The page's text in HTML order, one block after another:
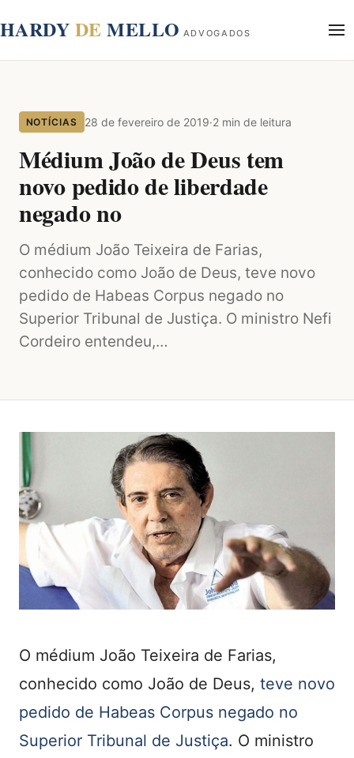
HARDY DE MELLO ADVOGADOS
Áreas de Atuação
Contato
NOTÍCIAS 28 de fevereiro de 2019·2 min de leitura
Médium João de Deus tem
novo pedido de liberdade
negado no
O médium João Teixeira de Farias,
conhecido como João de Deus, teve novo
pedido de Habeas Corpus negado no
Superior Tribunal de Justiça. O ministro Nefi
Cordeiro entendeu,…
O médium João Teixeira de Farias,
conhecido como João de Deus, teve novo
pedido de Habeas Corpus negado no
Superior Tribunal de Justiça. O ministro